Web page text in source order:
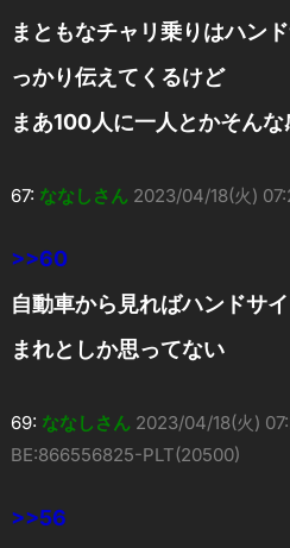
まともなチャリ乗りはハン
っかり伝えてくるけど
まあ100人に一人とかそんな
67: ななしさん 2023/04/18(火)
>>60
自動車から見ればハンドサ
まれとしか思ってない
69: ななしさん 2023/04/18(火)
BE:866556825-PLT(20500)
>>56